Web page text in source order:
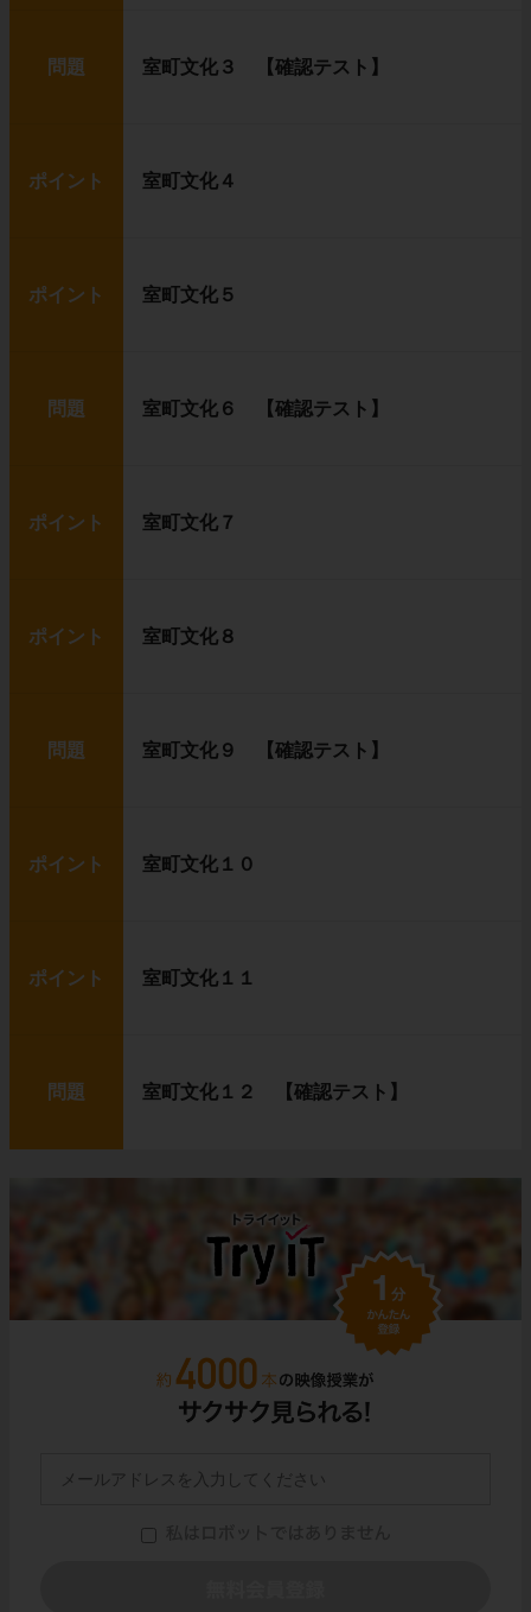
問題 室町文化３ 【確認テスト】
ポイント 室町文化４
ポイント 室町文化５
問題 室町文化６ 【確認テスト】
ポイント 室町文化７
ポイント 室町文化８
問題 室町文化９ 【確認テスト】
ポイント 室町文化１０
ポイント 室町文化１１
問題 室町文化１２ 【確認テスト】